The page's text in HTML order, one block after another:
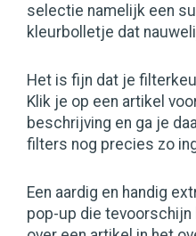
selectie namelijk een
kleurbolletje dat
Het is fijn dat je
Klik je op een artikel
beschrijving en ga je
filters nog precies zo
Een aardig en handig
pop-up die